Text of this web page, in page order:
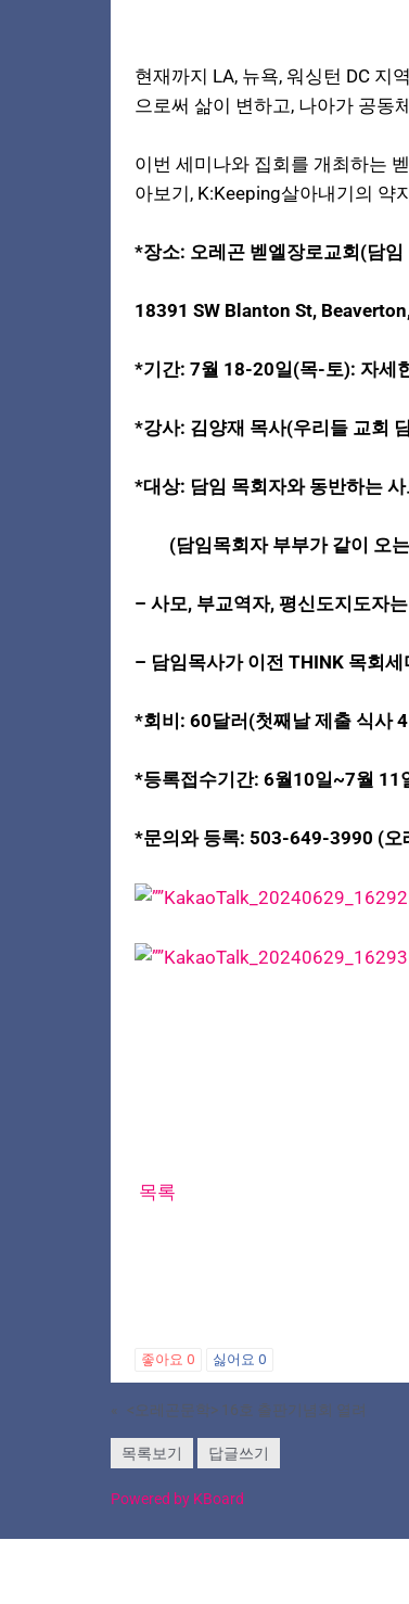
현재까지 LA, 뉴욕, 워싱턴 DC
으로써 삶이 변하고, 나아가 공동
이번 세미나와 집회를 개최하는
아보기, K:Keeping살아내기의 약
*장소: 오레곤 벧엘장로교회(담임
18391 SW Blanton St,
*기간: 7월 18-20일(목-토): 자세
*강사: 김양재 목사(우리들 교회
*대상: 담임 목회자와 동반하는
(담임목회자 부부가 같이 오는
– 사모, 부교역자, 평신도지도자
– 담임목사가 이전 THINK 목회
*회비: 60달러(첫째날 제출 식사
*등록접수기간: 6월10일~7월 11
*문의와 등록: 503-649-3990 (
목록
좋아요 0 싫어요 0
« <오레곤문학> 16호 출판기념회 열려
목록보기 답글쓰기
Powered by KBoard